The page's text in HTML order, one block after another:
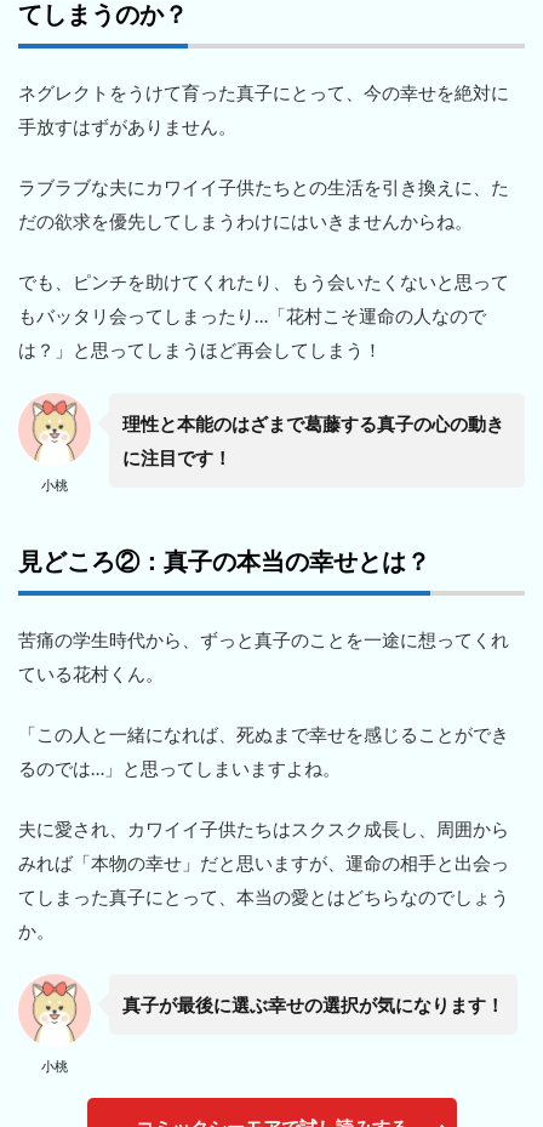
てしまうのか？
ネグレクトをうけて育った真子にとって、今の幸せを絶対に
手放すはずがありません。
ラブラブな夫にカワイイ子供たちとの生活を引き換えに、た
だの欲求を優先してしまうわけにはいきませんからね。
でも、ピンチを助けてくれたり、もう会いたくないと思って
もバッタリ会ってしまったり…「花村こそ運命の人なので
は？」と思ってしまうほど再会してしまう！
小桃
理性と本能のはざまで葛藤する真子の心の動き
に注目です！
見どころ②：真子の本当の幸せとは？
苦痛の学生時代から、ずっと真子のことを一途に想ってくれ
ている花村くん。
「この人と一緒になれば、死ぬまで幸せを感じることができ
るのでは…」と思ってしまいますよね。
夫に愛され、カワイイ子供たちはスクスク成長し、周囲から
みれば「本物の幸せ」だと思いますが、運命の相手と出会っ
てしまった真子にとって、本当の愛とはどちらなのでしょう
か。
小桃
真子が最後に選ぶ幸せの選択が気になります！